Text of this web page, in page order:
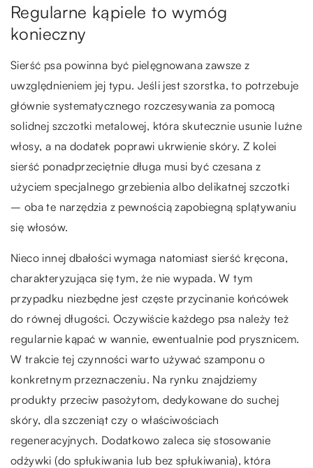
Regularne kąpiele to wymóg
konieczny
Sierść psa powinna być pielęgnowana zawsze z
uwzględnieniem jej typu. Jeśli jest szorstka, to potrzebuje
głównie systematycznego rozczesywania za pomocą
solidnej szczotki metalowej, która skutecznie usunie luźne
włosy, a na dodatek poprawi ukrwienie skóry. Z kolei
sierść ponadprzeciętnie długa musi być czesana z
użyciem specjalnego grzebienia albo delikatnej szczotki
– oba te narzędzia z pewnością zapobiegną splątywaniu
się włosów.
Nieco innej dbałości wymaga natomiast sierść kręcona,
charakteryzująca się tym, że nie wypada. W tym
przypadku niezbędne jest częste przycinanie końcówek
do równej długości. Oczywiście każdego psa należy też
regularnie kąpać w wannie, ewentualnie pod prysznicem.
W trakcie tej czynności warto używać szamponu o
konkretnym przeznaczeniu. Na rynku znajdziemy
produkty przeciw pasożytom, dedykowane do suchej
skóry, dla szczeniąt czy o właściwościach
regeneracyjnych. Dodatkowo zaleca się stosowanie
odżywki (do spłukiwania lub bez spłukiwania), która